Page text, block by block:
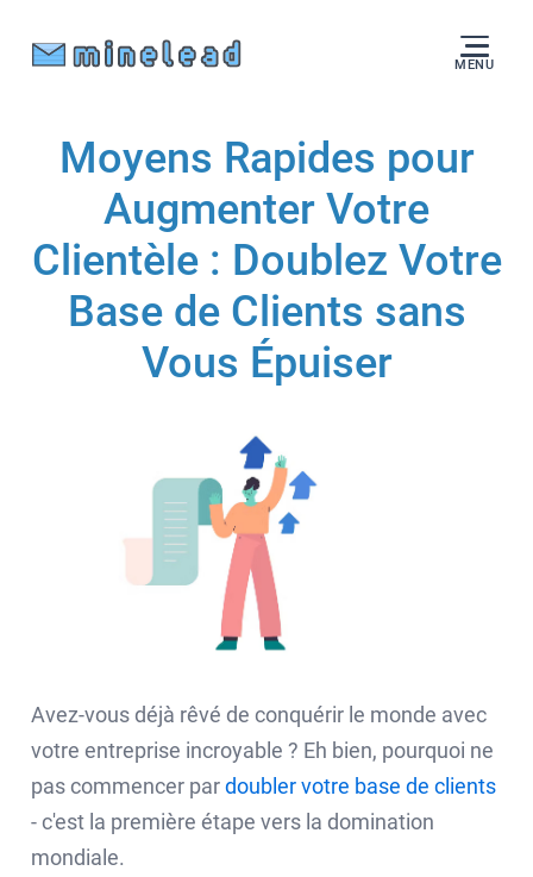
MENU
Moyens Rapides pour
Augmenter Votre
Clientèle : Doublez Votre
Base de Clients sans
Vous Épuiser
Avez-vous déjà rêvé de conquérir le monde avec
votre entreprise incroyable ? Eh bien, pourquoi ne
pas commencer pardoubler votre base de clients
- c'est la première étape vers la domination
mondiale.